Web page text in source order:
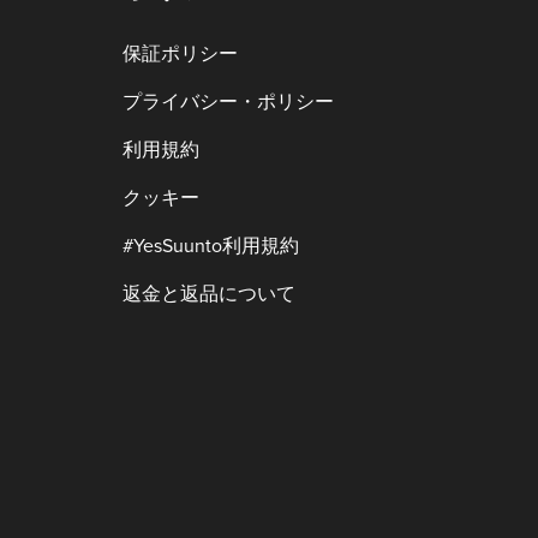
保証ポリシー
プライバシー・ポリシー
利用規約
クッキー
#YesSuunto利用規約
返金と返品について